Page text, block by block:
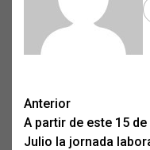
Post
Anterior
A partir de este 15 de
Julio la jornada